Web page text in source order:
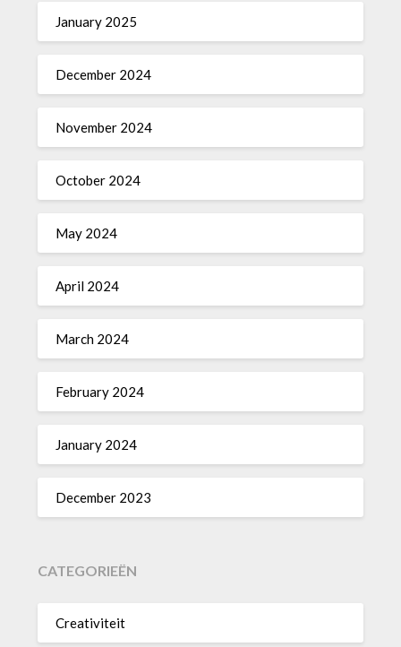
January 2025
December 2024
November 2024
October 2024
May 2024
April 2024
March 2024
February 2024
January 2024
December 2023
CATEGORIEËN
Creativiteit